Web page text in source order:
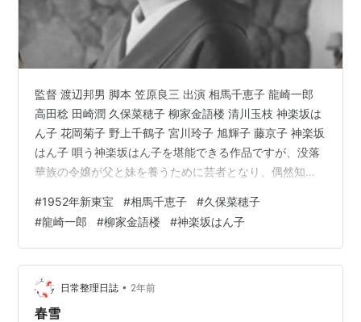
監督 渡辺邦男 脚本 笠原良三 出演 相馬千恵子 龍崎一郎
高田稔 田崎潤 久保菜穂子 柳家金語楼 清川玉枝 神楽坂は
ん子 花岡菊子 野上千鶴子 宮川玲子 旭輝子 藤京子 神楽坂
はん子 唄う神楽坂はん子を堪能できる作品ですが、没落
華族の令嬢が父と妹を養うために芸者となり、偶然知り
筋のストーリーかと思えます。ただ主人公の芸者の同僚
（と言うのか？）たちの話や、男性の父の話、そしてそ
の父がその昔没落した華族の車引き？だったなんてお話
もあって中途半端ななにがなんだかわからない印象薄い
作品となっているような・・・。 相馬千恵子 まんまサザ
エさんだよね。 …
#1952年新東宝 #相馬千恵子 #久保菜穂子
#龍崎一郎 #柳家金語楼 #神楽坂はん子
日常整理日誌 • 2年前
春雪